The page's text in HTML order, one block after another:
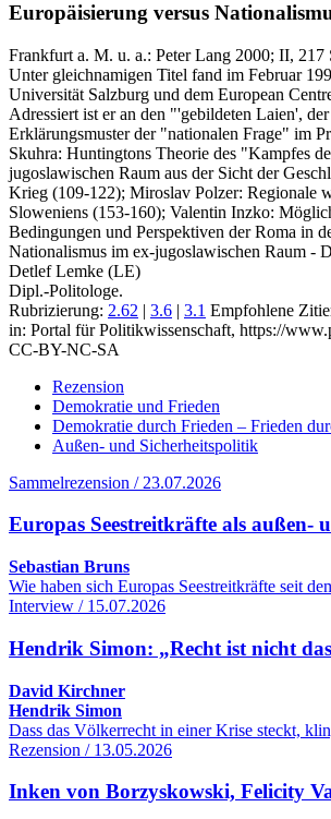
Europäisierung versus
Frankfurt a. M. u. a.: Peter Lang 2000; II, 217
Unter gleichnamigen Titel fand im Februar
Universität Salzburg und dem European
Adressiert ist er an den "'gebildeten Laien',
Erklärungsmuster der "nationalen Frage" im
Skuhra: Huntingtons Theorie des "Kampfes
jugoslawischen Raum aus der Sicht der
Krieg (109-122); Miroslav Polzer: Regionale
Sloweniens (153-160); Valentin Inzko:
Bedingungen und Perspektiven der Roma in
Nationalismus im ex-jugoslawischen Raum -
Detlef Lemke (LE)
Dipl.-Politologe.
Rubrizierung: 2.62 | 3.6 | 3.1 Empfohlene
in: Portal für Politikwissenschaft, https://
CC-BY-NC-SA
Rezension
Demokratie und Frieden
Demokratie durch Frieden – Frieden
Außen- und Sicherheitspolitik
Sammelrezension / 23.07.2026
Europas Seestreitkräfte als außen-
Sebastian Bruns
Wie haben sich Europas Seestreitkräfte seit
Interview / 15.07.2026
Hendrik Simon: „Recht ist nicht
David Kirchner
Hendrik Simon
Dass das Völkerrecht in einer Krise steckt,
Rezension / 13.05.2026
Inken von Borzyskowski, Felicity